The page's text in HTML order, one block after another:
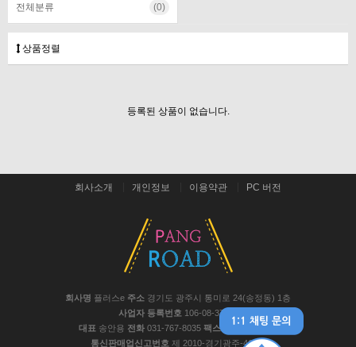
전체분류 (0)
상품정렬
등록된 상품이 없습니다.
회사소개 개인정보 이용약관 PC 버전
회사명 플러스e 주소 경기도 광주시 통미로 24(송정동) 1층
사업자 등록번호 106-08-37441
대표 송안용 전화 031-767-8035 팩스 031-767-8048
통신판매업신고번호 제 2010-경기광주-467호